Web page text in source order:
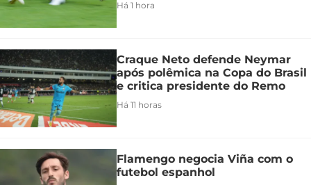
Há 1 hora
Craque Neto defende Neymar
após polêmica na Copa do Brasil
e critica presidente do Remo
Há 11 horas
Flamengo negocia Viña com o
futebol espanhol